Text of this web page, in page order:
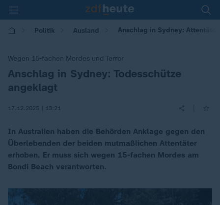
Politik Ausland Anschlag in Sydney:
Wegen 15-fachen Mordes und Terror
:
Anschlag in Sydney: Todesschütze
angeklagt
17.12.2025 | 13:21
In Australien haben die Behörden Anklage gegen den
Überlebenden der beiden mutmaßlichen Attentäter
erhoben. Er muss sich wegen 15-fachen Mordes am
Bondi Beach verantworten.